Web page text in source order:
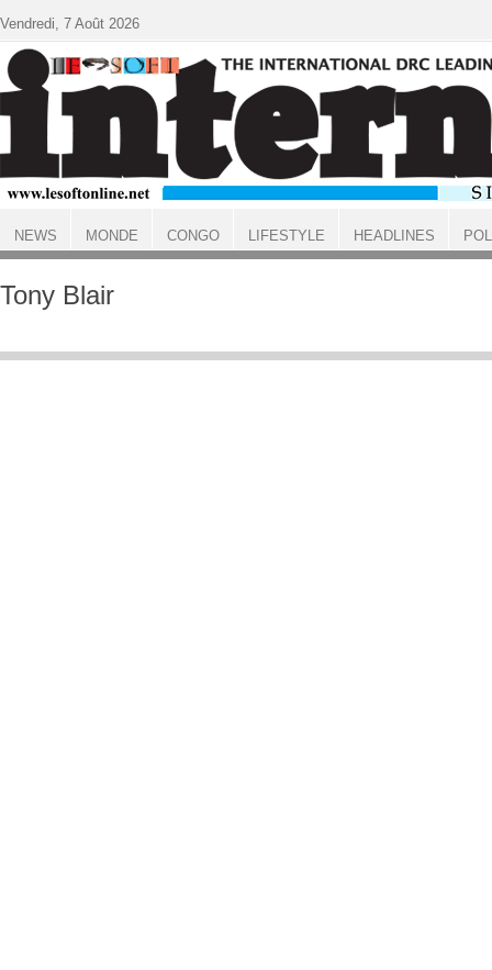
ACCUEIL
Tony Blair
Vendredi, 7 Août 2026
NEWS MONDE CONGO LIFESTYLE HEADLINES